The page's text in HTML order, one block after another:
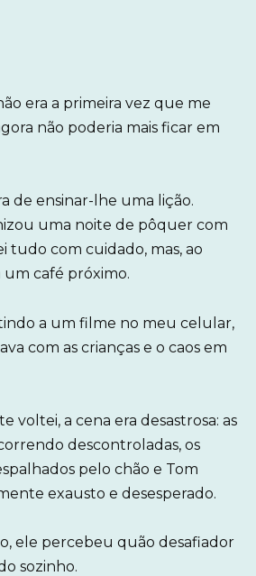
era a primeira vez que me
não poderia mais ficar em
de ensinar-lhe uma lição.
uma noite de pôquer com
tudo com cuidado, mas, ao
um café próximo.
a um filme no meu celular,
com as crianças e o caos em
voltei, a cena era desastrosa: as
descontroladas, os
pelo chão e Tom
exausto e desesperado.
ele percebeu quão desafiador
sozinho.